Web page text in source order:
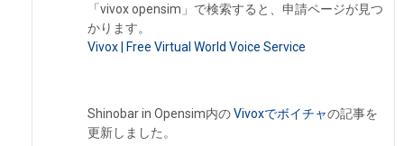
「vivox opensim」で検索すると、申請ページが見つ
かります。
Vivox | Free Virtual World Voice Service
Shinobar in Opensim内のVivoxでボイチャの記事を
更新しました。